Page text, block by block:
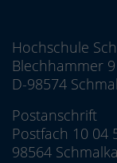
Hochschule
Blechhammer 9
D-98574
Postanschrift
Postfach 10 04
98564